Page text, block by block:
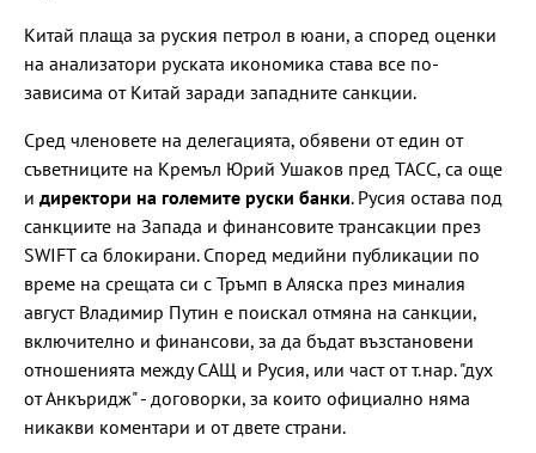
Китай плаща за руския петрол в юани, а според оценки
на анализатори руската икономика става все по-
зависима от Китай заради западните санкции.
Сред членовете на делегацията, обявени от един от
съветниците на Кремъл Юрий Ушаков пред ТАСС, са още
и директори на големите руски банки. Русия остава под
санкциите на Запада и финансовите трансакции през
SWIFT са блокирани. Според медийни публикации по
време на срещата си с Тръмп в Аляска през миналия
август Владимир Путин е поискал отмяна на санкции,
включително и финансови, за да бъдат възстановени
отношенията между САЩ и Русия, или част от т.нар. "дух
от Анкъридж" - договорки, за които официално няма
никакви коментари и от двете страни.